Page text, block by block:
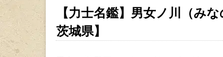
【力士名鑑】男女ノ川（み
茨城県】